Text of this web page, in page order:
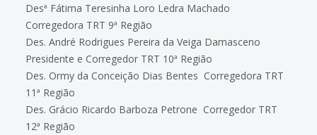
Desª Fátima Teresinha Loro Ledra Machado 
Corregedora TRT 9ª Região
Des. André Rodrigues Pereira da Veiga Damasceno 
Presidente e Corregedor TRT 10ª Região
Des. Ormy da Conceição Dias Bentes  Corregedora TRT
11ª Região
Des. Grácio Ricardo Barboza Petrone  Corregedor TRT
12ª Região